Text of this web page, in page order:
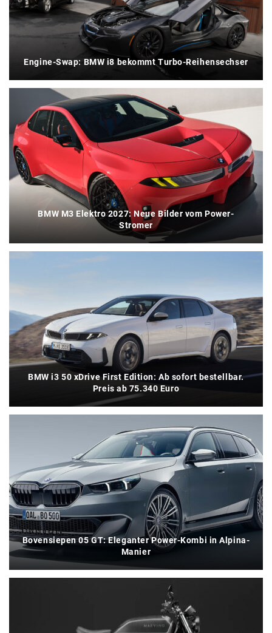
Engine-Swap: BMW i8 bekommt Turbo-Reihensechser
BMW M3 Elektro 2027: Neue Bilder vom Power-
Stromer
BMW i3 50 xDrive First Edition: Ab sofort bestellbar.
Preis ab 75.340 Euro
Bovensiepen 05 GT: Eleganter Power-Kombi in Alpina-
Manier